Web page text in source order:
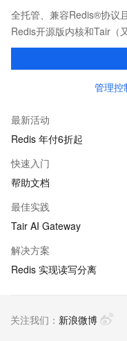
全托管、兼容Redis®协议
Redis开源版内核和Tair（
证亚毫秒级的稳定时延，
管理控
最新活动
Redis 年付6折起
快速入门
帮助文档
最佳实践
Tair AI Gateway
解决方案
Redis 实现读写分离
关注我们： 新浪微博